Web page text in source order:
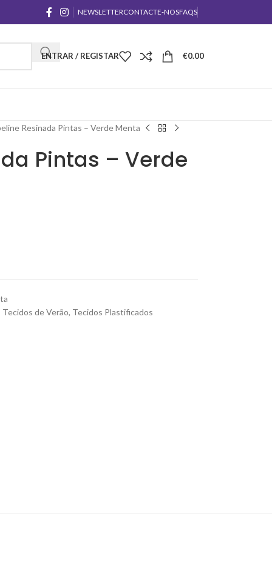
NEWSLETTERCONTACTE-NOSFAQS
ENTRAR / REGISTAR €0.00
Resinada Pintas – Verde Menta
Pintas – Verde
Tecidos de Verão, Tecidos Plastificados